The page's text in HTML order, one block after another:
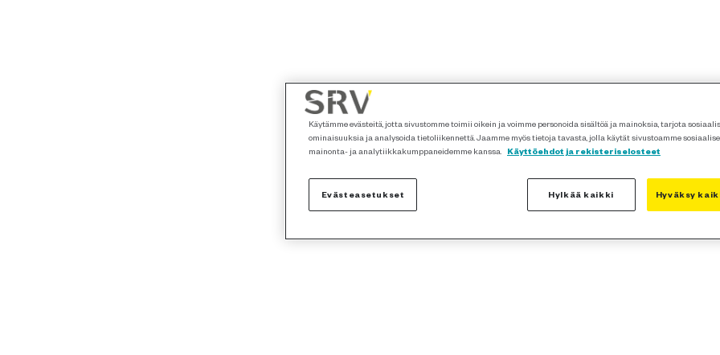
Käytämme evästeitä, jotta sivustomme toimii oikein ja voimme personoida sisältöä ja mainoksia, tarjota
ominaisuuksia ja analysoida tietoliikennettä. Jaamme myös tietoja tavasta, jolla käytät sivustoamme
mainonta- ja analytiikkakumppaneidemme kanssa.
Käyttöehdot ja rekisteriselosteet
Evästeasetukset Hylkää kaikki Hyväksy